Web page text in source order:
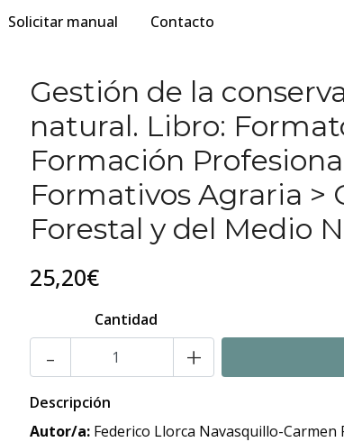
Solicitar manual Contacto
Gestión de la
natural. Libro:
Formación
Formativos Agraria >
Forestal y del Medio
25,20€
Cantidad
- +
Descripción
Autor/a: Federico Llorca Navasquillo-Carmen